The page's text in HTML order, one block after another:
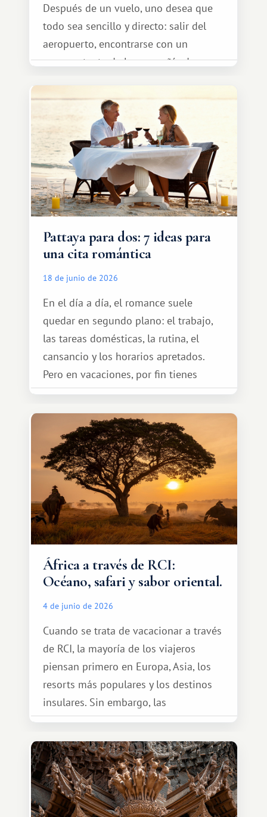
Después de un vuelo, uno desea que
todo sea sencillo y directo: salir del
aeropuerto, encontrarse con un
representante de la compañía de
tranquilamente hasta el complejo
turístico.
Pattaya para dos: 7 ideas para
una cita romántica
18 de junio de 2026
En el día a día, el romance suele
quedar en segundo plano: el trabajo,
las tareas domésticas, la rutina, el
cansancio y los horarios apretados.
Pero en vacaciones, por fin tienes
espacio para dos y ganas de hacer algo
especial por tu pareja. No tiene por
qué ser algo grandioso, pero sí algo
cálido y memorable.
África a través de RCI:
Océano, safari y sabor oriental.
4 de junio de 2026
Cuando se trata de vacacionar a través
de RCI, la mayoría de los viajeros
piensan primero en Europa, Asia, los
resorts más populares y los destinos
insulares. Sin embargo, las
oportunidades que ofrece el sistema
de intercambio son mucho más
amplias. Entre ellas se encuentra
África, un continente que ofrece una
experiencia de viaje completamente
diferente.